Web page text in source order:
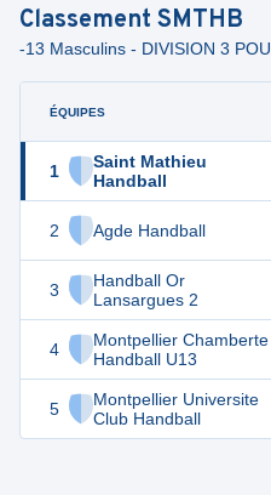
Classement SMTHB
-13 Masculins - DIVISION 3
ÉQUIPES
1
Saint Mathieu
Handball
2 Agde Handball
3
Handball Or
Lansargues 2
4
Montpellier Chamberte
Handball U13
5
Montpellier Universite
Club Handball
12 8
10 8